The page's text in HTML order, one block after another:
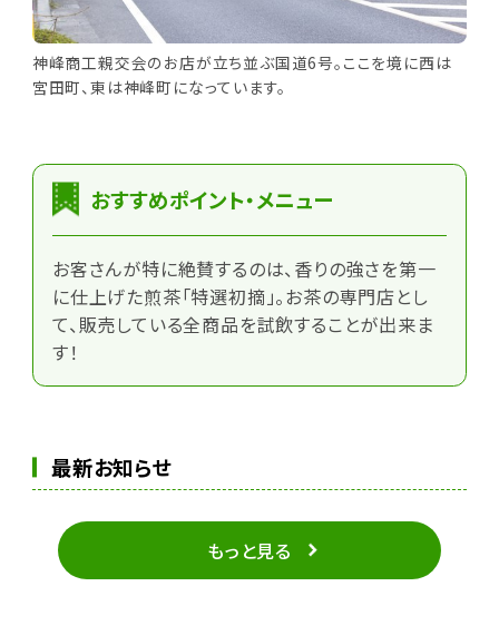
神峰商工親交会のお店が立ち並ぶ国道6号。ここを境に西は
宮田町、東は神峰町になっています。
おすすめポイント・メニュー
お客さんが特に絶賛するのは、香りの強さを第一
に仕上げた煎茶「特選初摘」。お茶の専門店とし
て、販売している全商品を試飲することが出来ま
す！
最新お知らせ
もっと見る